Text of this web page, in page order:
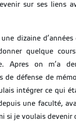
sur ses liens
dizaine
quelque
Apres on m’a
de défense de
intégrer ce qui
une faculté,
si je voulais devenir